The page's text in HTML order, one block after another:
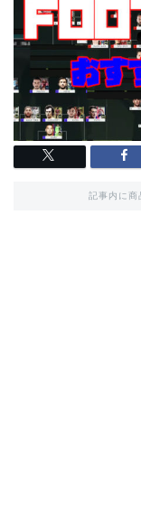
記事内に商